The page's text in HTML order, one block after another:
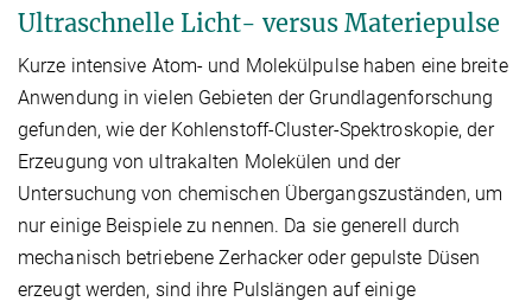
Ultraschnelle Licht- versus Materiepulse
Kurze intensive Atom- und Molekülpulse haben eine breite
Anwendung in vielen Gebieten der Grundlagenforschung
gefunden, wie der Kohlenstoff-Cluster-Spektroskopie, der
Erzeugung von ultrakalten Molekülen und der
Untersuchung von chemischen Übergangszuständen, um
nur einige Beispiele zu nennen. Da sie generell durch
mechanisch betriebene Zerhacker oder gepulste Düsen
erzeugt werden, sind ihre Pulslängen auf einige